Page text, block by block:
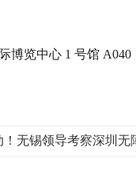
博览中心 1 号馆 A040